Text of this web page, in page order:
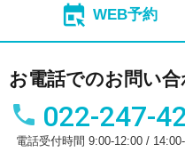
book_online WEB予約
お電話でのお問い合
022-247-
電話受付時間 9:00-12:00 /